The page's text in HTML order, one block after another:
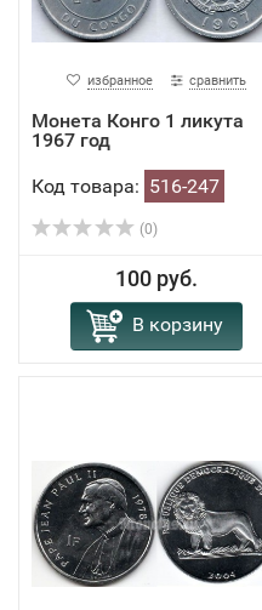
избранное сравнить
Монета Конго 1 ликута
1967 год
Код товара: 516-247
(0)
100 руб.
В корзину